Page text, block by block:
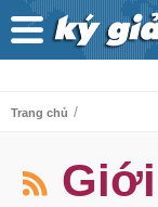
Trang chủ /